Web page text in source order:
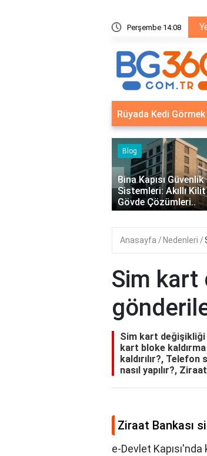
Perşembe 14:08
Sistemleri: Akıllı Kilit ve Çelik Gövde Çözümleri
Rüyada Kedi Görmek
Kıvırcık Marul mu,
mu Daha Faydalı?
‹
Anasayfa Nedenleri
Sim kart
Sim kart
kart bloke kaldırma
kaldırılır?,
nasıl yapılır?,
Ziraat Bankası
e-Devlet